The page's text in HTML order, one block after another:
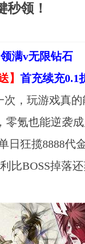
秒领！
领满v无限钻石
】 首充续充0.1
，玩游戏真
氪也能逆袭
狂揽8888代
比BOSS掉落